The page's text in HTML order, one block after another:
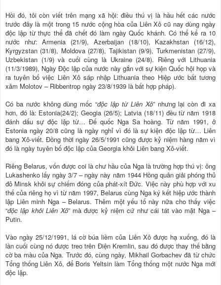
Hồi đó, tôi còn viết trên mạng xã hội: điều thú vị là hầu hết các nước
trước đây là một trong 15 nước cộng hòa của Liên Xô cũ nay dùng ngày
độc lập từ thực thể đã chết đó làm ngày Quốc khánh. Có thể kể ra 10
nước như: Armenia (21/9), Azerbaijan (18/10), Kazakhstan (16/12),
Kyrgyzstan (31/8), Moldova (27/8), Tajikistan (9/9), Turkmenistan (27/9),
Uzbekistan (1/9) và cuối cùng là Ukraine (24/8). Riêng với Lithuania
(11/3/1989), Ngày Độc lập của nước này gắn với sự kiện Quốc hội họp và
ra tuyên bố việc Liên Xô sáp nhập Lithuania theo Hiệp ước bất tương
xâm Molotov – Ribbentrop ngày 23/8/1939 là bất hợp pháp).
Có ba nước không dùng mốc “độc lập từ Liên Xô” nhưng lại còn đi xa
hơn, đó là: Estonia(24/2); Geogia (26/5); Latvia (18/11) đều từ năm 1918
đánh dấu sự độc lập từ… Đế quốc Nga Sa hoàng. Từ năm 1991, ở
Estonia ngày 20/8 cũng là ngày nghỉ vì đó là sự kiện độc lập từ… Liên
bang Xô-viết. Đồng thời ngày 26/5/1991 cũng được kỷ niệm hàng năm vì
đó là ngày tuyên bố độc lập của Georgia khỏi Liên bang Xô-viết.
Riêng Belarus, vốn được coi là chư hầu của Nga là trường hợp thú vị: ông
Lukashenko lấy ngày 3/7 – ngày này năm 1944 Hồng quân giải phóng thủ
đô Minsk khỏi sự chiếm đóng của phát-xít Đức. Việc này phù hợp với xu
thế của riêng họ vì từ năm 1997, Belarus cùng Nga ký kết hiệp ước thành
lập Liên minh Nga – Belarus. Thêm một yếu tố này nữa cho thấy việc
“độc lập khỏi Liên Xô” mà được kỷ niệm cứ như cái tát vào mặt Nga –
Putin.
Vào ngày 25/12/1991, lá cờ búa liềm của Liên Xô được hạ xuống, đó là
lần cuối cùng nó được treo trên Điện Kremlin, sau đó được thay thế bằng
cờ ba màu của Nga. Trước đó, cùng ngày, Mikhail Gorbachev đã từ chức
Tổng thống Liên Xô, để Boris Yeltsin làm Tổng thống một nước Nga mới
độc lập.